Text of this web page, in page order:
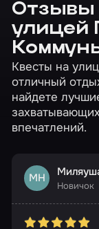
Отзывы
улицей
Квесты на
отличный
найдете
впечатлений.
МН
Новичок